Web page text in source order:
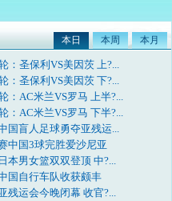
本日 本周 本月
：圣保利VS美因茨 上?...
：圣保利VS美因茨 下?...
：AC米兰VS罗马 上半?...
：AC米兰VS罗马 下半?...
国盲人足球勇夺亚残运...
中国3球完胜爱沙尼亚
本男女篮双双登顶 中?...
国自行车队收获颇丰
残运会今晚闭幕 收官?...